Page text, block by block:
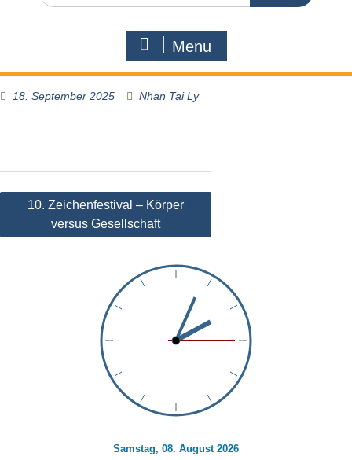
Menu
18. September 2025 Nhan Tai Ly
Beitragsnavigation
10. Zeichenfestival – Körper
versus Gesellschaft
Samstag, 08. August 2026